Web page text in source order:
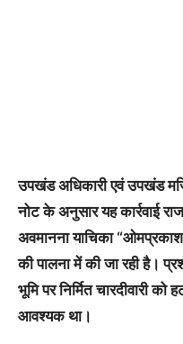
उपखंड अधिकारी एवं उपखंड
नोट के अनुसार यह कार्रवाई
अवमानना याचिका
की पालना में की जा रही है।
भूमि पर निर्मित चारदीवारी
आवश्यक था।